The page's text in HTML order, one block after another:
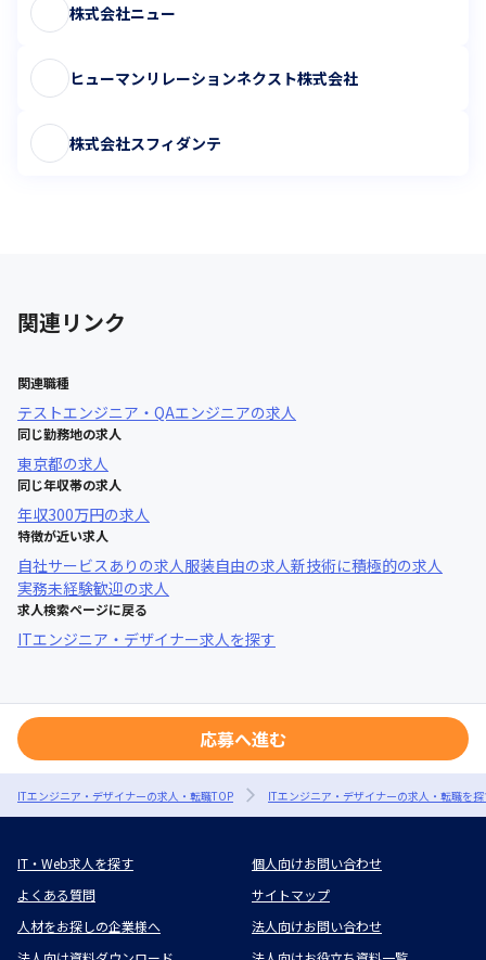
株式会社ニュー
ヒューマンリレーションネクスト株式会社
株式会社スフィダンテ
関連リンク
関連職種
テストエンジニア・QAエンジニアの求人
同じ勤務地の求人
東京都の求人
同じ年収帯の求人
年収300万円の求人
特徴が近い求人
自社サービスあり の求人服装自由の求人新技術に積極的の求人
実務未経験歓迎の求人
求人検索ページに戻る
ITエンジニア・デザイナー求人を探す
応募へ進む
ITエンジニア・デザイナーの求人・転職TOP ITエンジニア・デザイナーの求人・転職を
IT・Web求人を探す
個人向けお問い合わせ
よくある質問
サイトマップ
人材をお探しの企業様へ
法人向けお問い合わせ